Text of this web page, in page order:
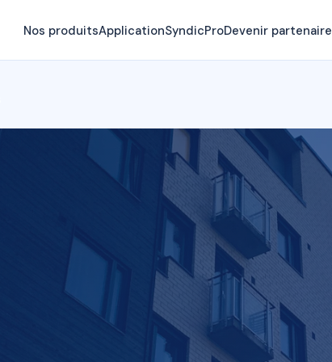
Nos produitsApplicationSyndicProDevenir partenaire